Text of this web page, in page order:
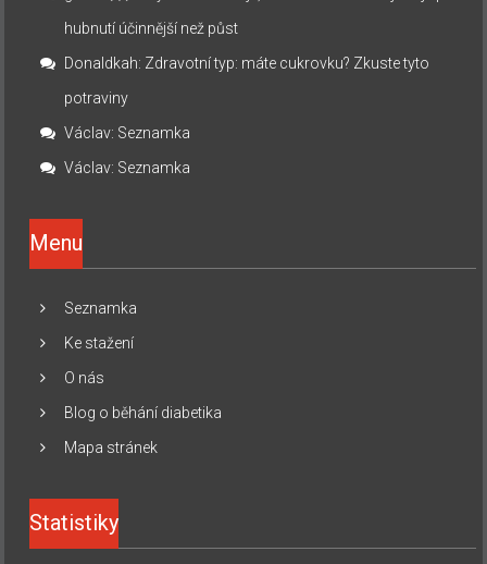
hubnutí účinnější než půst
Donaldkah: Zdravotní typ: máte cukrovku? Zkuste tyto
potraviny
Václav: Seznamka
Václav: Seznamka
Menu
Seznamka
Ke stažení
O nás
Blog o běhání diabetika
Mapa stránek
Statistiky